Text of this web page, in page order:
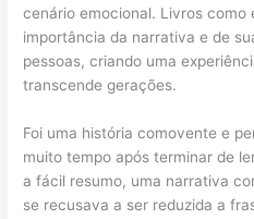
cenário emocional. Livros como
importância da narrativa e de
pessoas, criando uma
transcende gerações.
Foi uma história comovente e
muito tempo após terminar de
a fácil resumo, uma narrativa
se recusava a ser reduzida a